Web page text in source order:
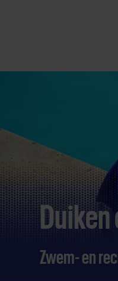
naar
Duiken
Zwem- en